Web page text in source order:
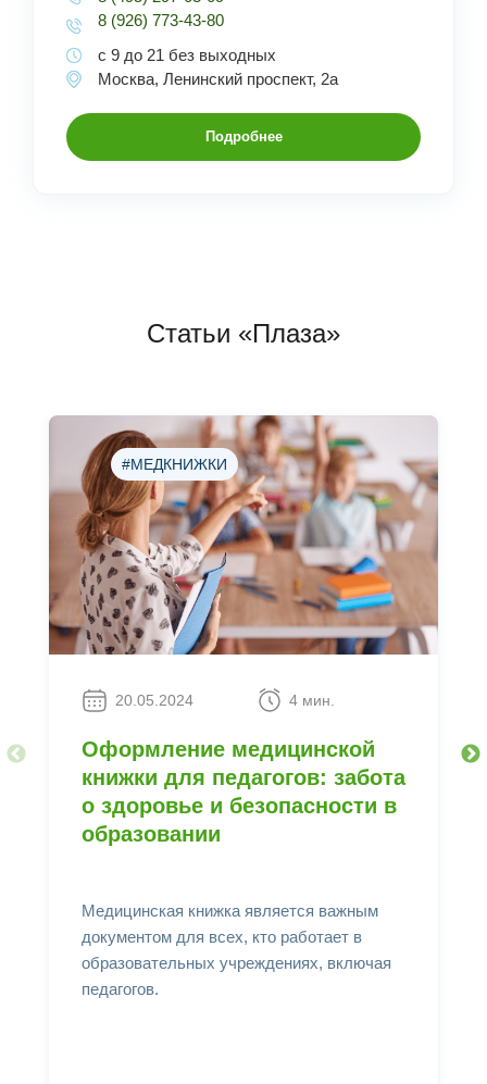
8 (926) 773-43-80
с 9 до 21 без выходных
Москва, Ленинский проспект, 2а
Подробнее
Статьи «Плаза»
20.05.2024 4 мин.
#МЕДКНИЖКИ
Оформление медицинской
книжки для педагогов: забота
о здоровье и безопасности в
образовании
Медицинская книжка является важным
документом для всех, кто работает в
образовательных учреждениях, включая
педагогов.